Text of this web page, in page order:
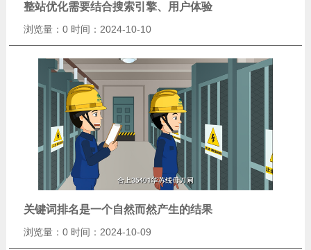
整站优化需要结合搜索引擎、用户体验
浏览量：0 时间：2024-10-10
关键词排名是一个自然而然产生的结果
浏览量：0 时间：2024-10-09